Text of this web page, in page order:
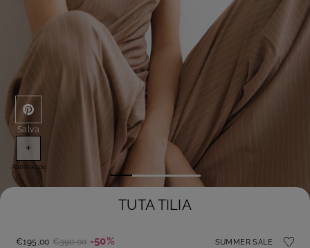
Salva
+
Abbina con
TUTA TILIA
SUMMER SALE
€195,00 €390,00 -50%